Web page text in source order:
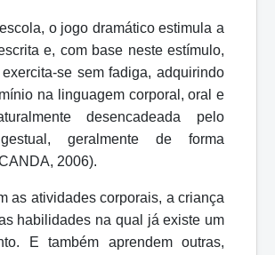
o jogo dramático estimula a
e, com base neste estímulo,
se sem fadiga, adquirindo
na linguagem corporal, oral e
desencadeada pelo
geralmente de forma
2006).
corporais, a criança
habilidades na qual já existe um
E também aprendem outras,